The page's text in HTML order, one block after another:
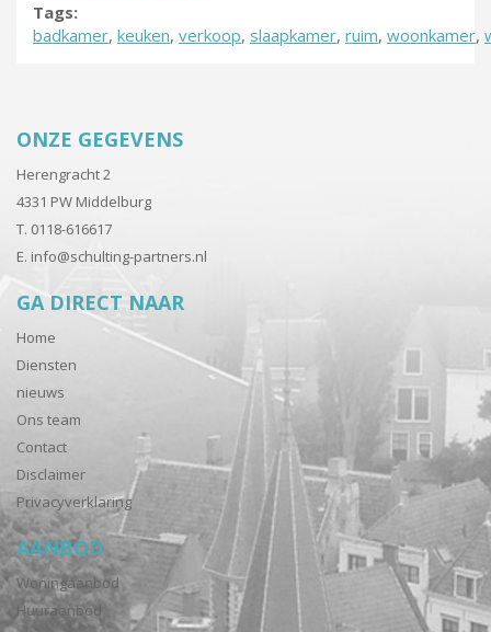
Tags:
badkamer, keuken, verkoop, slaapkamer, ruim, woonkamer,
ONZE GEGEVENS
Herengracht 2
4331 PW Middelburg
T. 0118-616617
E. info@schulting-partners.nl
GA DIRECT NAAR
Home
Diensten
nieuws
Ons team
Contact
Disclaimer
Privacyverklaring
AANBOD
Woningaanbod
Huuraanbod